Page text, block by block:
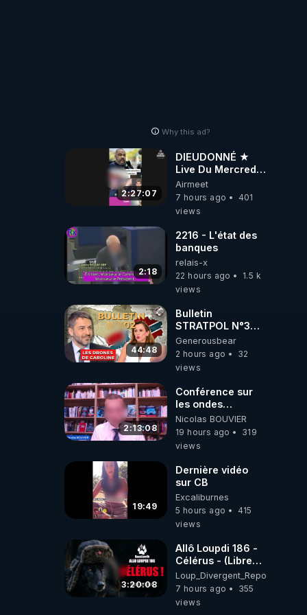
Why this ad?
2:27:07
DIEUDONNÉ ★
Live Du Mercredi
5 Août 2026
Airmeet
7 hours ago
401
views
2:18
2216 - L'état des
banques
relais-x
22 hours ago
1.5 k
views
44:48
Bulletin
STRATPOL N°302.
Armée des
drones, MS-21 en
série, missiles
07.08.2026.
Generousbear
2 hours ago
32
views
2:13:08
Conférence sur
les ondes
électromagnétiques
par Grégoire
Caustru et Bart de
Nicolas BOUVIER
19 hours ago
319
views
19:49
Dernière vidéo
sur CB
Excaliburnes
5 hours ago
415
views
3:20:08
Allô Loupdi 186 -
Célérus - (Libre
Antenne) - Loup
Divergent
2026.08.06
Loup_Divergent_Reposts
7 hours ago
355
views